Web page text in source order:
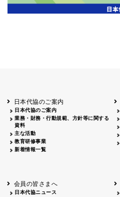
日本代協のご案内
日本代協のご案内
業務・財務・行動規範、方針等に関する
資料
主な活動
教育研修事業
新着情報一覧
会員の皆さまへ
日本代協ニュース